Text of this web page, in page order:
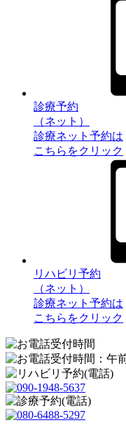
診療予約
（ネット）
診療ネット予約は
こちらをクリック
リハビリ予約
（ネット）
診療ネット予約は
こちらをクリック